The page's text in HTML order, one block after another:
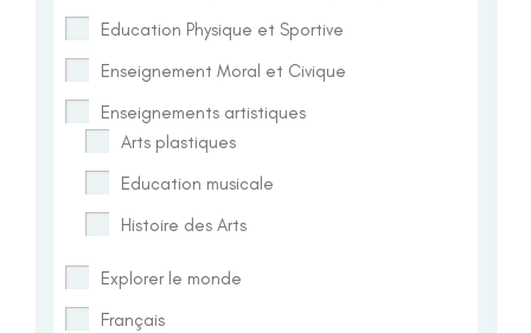
Education Physique et Sportive
Enseignement Moral et Civique
Enseignements artistiques
Arts plastiques
Education musicale
Histoire des Arts
Explorer le monde
Français